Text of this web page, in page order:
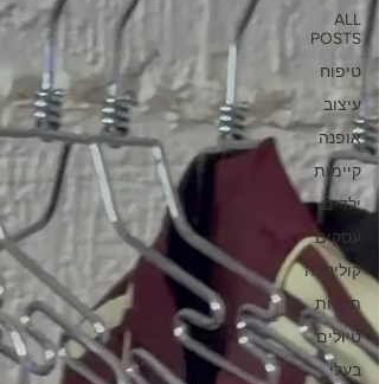
ALL
POSTS
טיפוח
עיצוב
אופנה
קיימות
ילדים
עסקים
קולינריה
תרבות
טיולים
בעלי